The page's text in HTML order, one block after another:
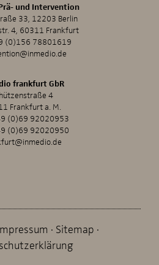
und Intervention
33, 12203 Berlin
4, 60311 Frankfurt
(0)156 78801619
frankfurt GbR
4
Frankfurt a. M.
(0)69 92020953
(0)69 92020950
Sitemap